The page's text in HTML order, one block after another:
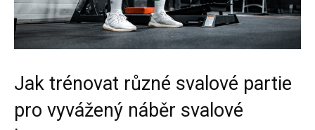
Jak trénovat různé svalové partie
pro vyvážený náběr svalové